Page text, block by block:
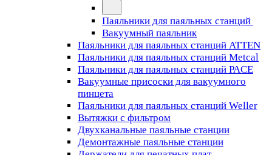
Паяльники для паяльных станций
Вакуумный паяльник
Паяльники для паяльных станций ATTEN
Паяльники для паяльных станций Metcal
Паяльники для паяльных станций PACE
Вакуумные присоски для вакуумного
пинцета
Паяльники для паяльных станций Weller
Вытяжки с фильтром
Двухканальные паяльные станции
Демонтажные паяльные станции